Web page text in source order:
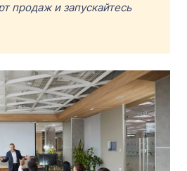
продаж и запускайтесь